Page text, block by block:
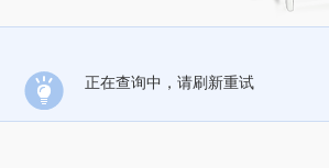
正在查询中，请刷新重试